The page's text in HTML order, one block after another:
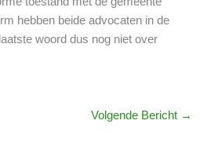
hebben beide advocaten in de
woord dus nog niet over
Volgende Bericht →